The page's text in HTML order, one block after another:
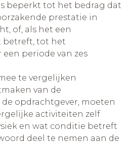
beperkt tot het bedrag dat
prestatie in
of, als het een
betreft, tot het
periode van zes
te vergelijken
van de
opdrachtgever, moeten
activiteiten zelf
en wat conditie betreft
deel te nemen aan de